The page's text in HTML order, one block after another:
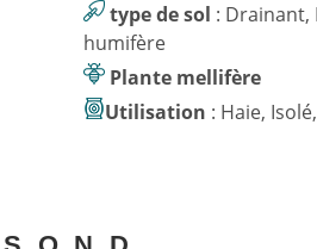
type de sol : Drainant, Riche /
humifère
Plante mellifère
Utilisation
: Haie,